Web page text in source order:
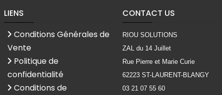
LIENS
Conditions Générales de
Vente
Politique de
confidentialité
Conditions de
CONTACT US
RIOU SOLUTIONS
ZAL du 14 Juillet
Rue Pierre et Marie Curie
62223 ST-LAURENT-BLANGY
03 21 07 55 60